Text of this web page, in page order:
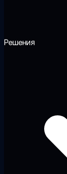
Решения